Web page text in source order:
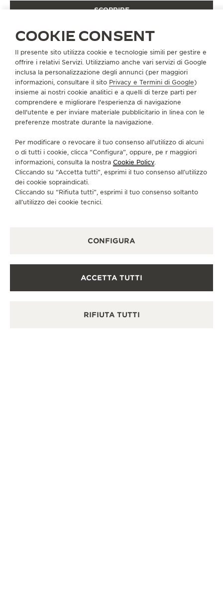
SCOPRIRE
COOKIE CONSENT
Il presente sito utilizza cookie e tecnologie simili per gestire e
offrire i relativi Servizi. Utilizziamo anche vari servizi di Google
inclusa la personalizzazione degli annunci (per maggiori
informazioni, consultare il sito Privacy e Termini di Google)
insieme ai nostri cookie analitici e a quelli di terze parti per
comprendere e migliorare l'esperienza di navigazione
dell'utente e per inviare materiale pubblicitario in linea con le
preferenze mostrate durante la navigazione.
Per modificare o revocare il tuo consenso all’utilizzo di alcuni
o di tutti i cookie, clicca “Configura”, oppure, pe r maggiori
informazioni, consulta la nostra Cookie Policy.
Cliccando su “Accetta tutti”, esprimi il tuo consenso all’utilizzo
dei cookie sopraindicati.
Cliccando su “Rifiuta tutti”, esprimi il tuo consenso soltanto
all’utilizzo dei cookie tecnici.
CONFIGURA
ACCETTA TUTTI
RIFIUTA TUTTI